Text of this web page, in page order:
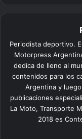
Periodista deportivo.
Motorpress
dedica de lleno al
contenidos para los
Argentina y
publicaciones
La Moto, Transporte
2018 es